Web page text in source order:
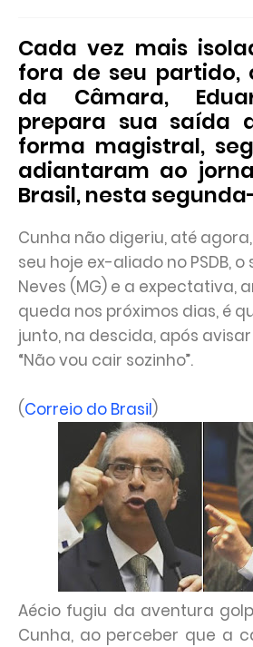
Cada vez mais
fora de seu partido,
da Câmara,
prepara sua saída
forma magistral,
adiantaram ao
Brasil, nesta
Cunha não digeriu, até
seu hoje ex-aliado no PSDB,
Neves (MG) e a expectativa,
queda nos próximos dias, é
junto, na descida, após
“Não vou cair sozinho”.
(Correio do Brasil)
Aécio fugiu da aventura
Cunha, ao perceber que a